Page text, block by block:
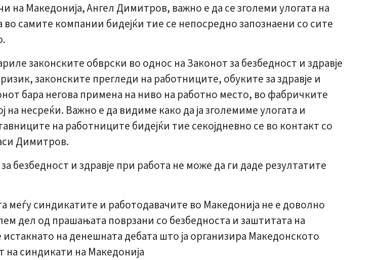
на Македонија, Ангел Димитров, важно е да се зголеми улогата на
самите компании бидејќи тие се непосредно запознаени со сите
законските обврски во однос на Законот за безбедност и здравје
законските прегледи на работниците, обуките за здравје и
бара негова примена на ниво на работно место, во фабричките
несреќи. Важно е да видиме како да ја зголемиме улогата и
на работниците бидејќи тие секојдневно се во контакт со
Димитров.
безбедност и здравје при работа не може да ги даде резултатите
меѓу синдикатите и работодавачите во Македонија не е доволно
дел од прашањата поврзани со безбедноста и заштитата на
на денешната дебата што ја организира Македонското
на синдикати на Македонија